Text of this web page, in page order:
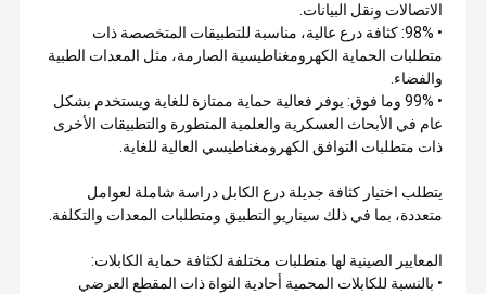
الاتصالات ونقل البيانات.
• 98%: كثافة درع عالية، مناسبة للتطبيقات المتخصصة ذات
متطلبات الحماية الكهرومغناطيسية الصارمة، مثل المعدات الطبية
والفضاء.
• 99% وما فوق: يوفر فعالية حماية ممتازة للغاية ويستخدم بشكل
عام في الأبحاث العسكرية والعلمية المتطورة والتطبيقات الأخرى
ذات متطلبات التوافق الكهرومغناطيسي العالية للغاية.
يتطلب اختيار كثافة جديلة درع الكابل دراسة شاملة لعوامل
متعددة، بما في ذلك سيناريو التطبيق ومتطلبات المعدات والتكلفة.
المعايير الصينية لها متطلبات مختلفة لكثافة حماية الكابلات:
• بالنسبة للكابلات المحمية أحادية النواة ذات المقطع العرضي